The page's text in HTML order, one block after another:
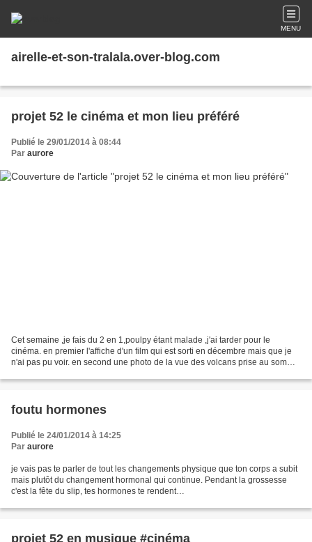
MENU
airelle-et-son-tralala.over-blog.com
projet 52 le cinéma et mon lieu préféré
Publié le 29/01/2014 à 08:44
Par aurore
Cet semaine ,je fais du 2 en 1,poulpy étant malade ,j'ai tarder pour le
cinéma. en premier l'affiche d'un film qui est sorti en décembre mais que je
n'ai pas pu voir. en second une photo de la vue des volcans prise au sommet
foutu hormones
Publié le 24/01/2014 à 14:25
Par aurore
je vais pas te parler de tout les changements physique que ton corps a subit
mais plutôt du changement hormonal qui continue. Pendant la grossesse
c'est la fête du slip, tes hormones te rendent
projet 52 en musique #cinéma